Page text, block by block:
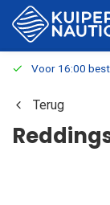
Voor 16:00
Terug